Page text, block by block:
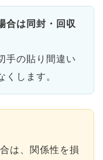
合は同封・回収
手の貼り間違い
します。
は、関係性を損